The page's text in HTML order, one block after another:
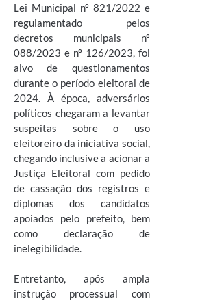
Lei Municipal nº 821/2022 e
regulamentado pelos
decretos municipais nº
088/2023 e nº 126/2023, foi
alvo de questionamentos
durante o período eleitoral de
2024. À época, adversários
políticos chegaram a levantar
suspeitas sobre o uso
eleitoreiro da iniciativa social,
chegando inclusive a acionar a
Justiça Eleitoral com pedido
de cassação dos registros e
diplomas dos candidatos
apoiados pelo prefeito, bem
como declaração de
inelegibilidade.
Entretanto, após ampla
instrução processual com